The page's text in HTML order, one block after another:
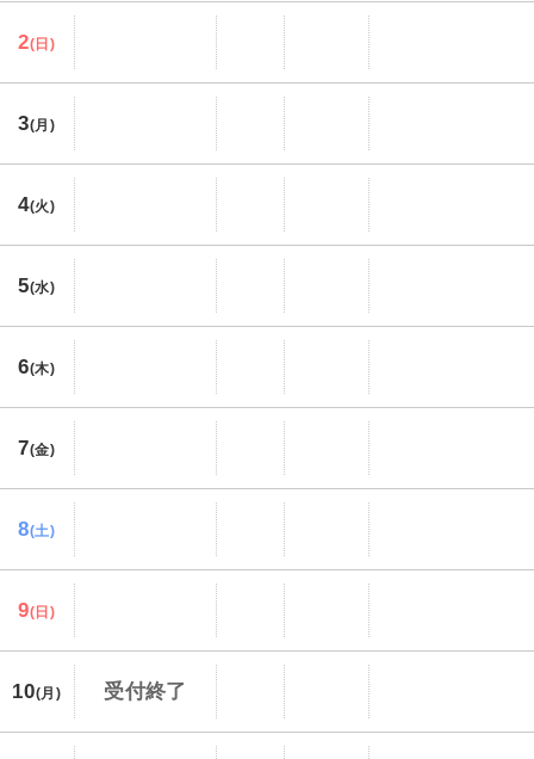
2(日)
3(月)
4(火)
5(水)
6(木)
7(金)
8(土)
9(日)
10(月) 受付終了